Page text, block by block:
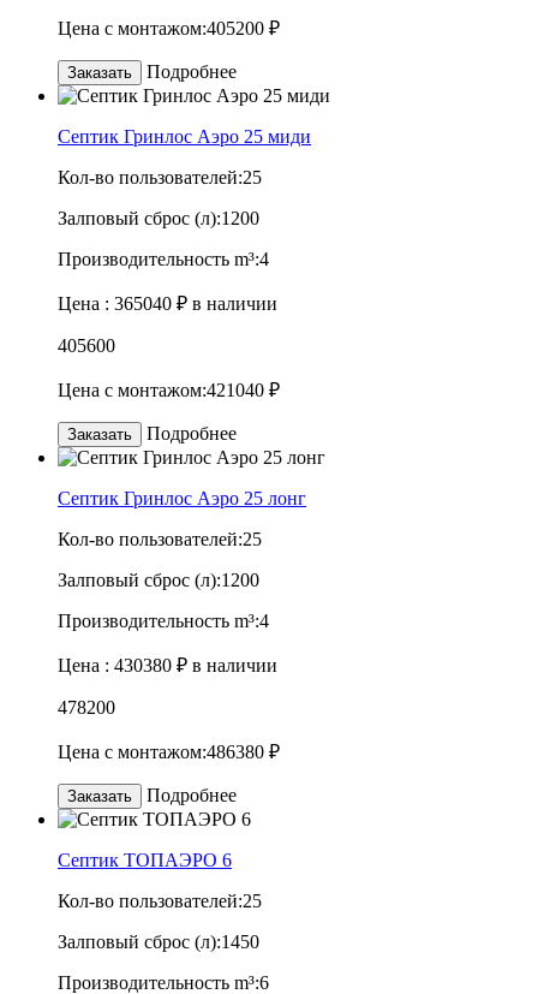
Цена с монтажом:405200 ₽
Заказать Подробнее
Септик Гринлос Аэро 25 миди
Кол-во пользователей:25
Залповый сброс (л):1200
Производительность m³:4
Цена : 365040 ₽ в наличии
405600
Цена с монтажом:421040 ₽
Заказать Подробнее
Септик Гринлос Аэро 25 лонг
Кол-во пользователей:25
Залповый сброс (л):1200
Производительность m³:4
Цена : 430380 ₽ в наличии
478200
Цена с монтажом:486380 ₽
Заказать Подробнее
Септик TOПАЭРО 6
Кол-во пользователей:25
Залповый сброс (л):1450
Производительность m³:6